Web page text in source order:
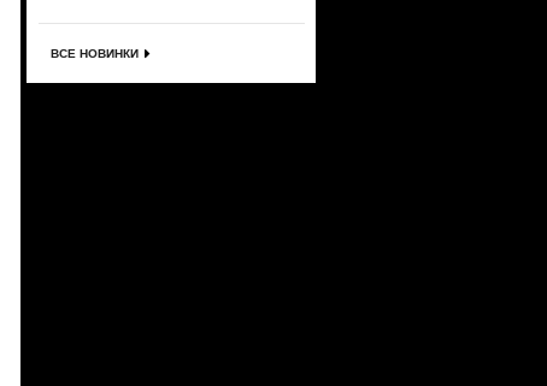
ВСЕ НОВИНКИ